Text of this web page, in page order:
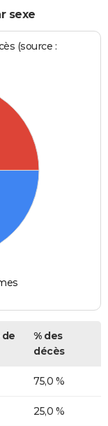
sexe
(source :
de
% des
décès
75,0 %
25,0 %